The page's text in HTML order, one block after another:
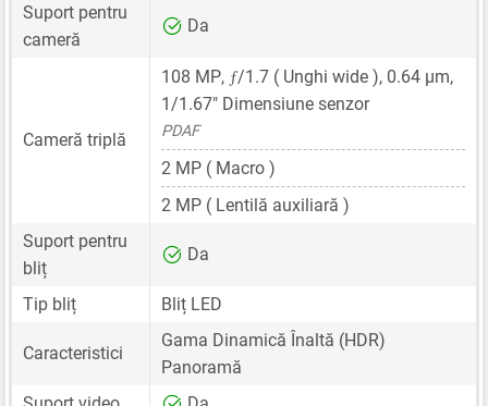
Suport pentru
cameră
Da
Cameră triplă
108 MP, ƒ/1.7 ( Unghi wide ), 0.64 μm,
1/1.67" Dimensiune senzor
PDAF
2 MP ( Macro )
2 MP ( Lentilă auxiliară )
Suport pentru
bliț
Da
Tip bliț Bliț LED
Caracteristici
Gama Dinamică Înaltă (HDR)
Panoramă